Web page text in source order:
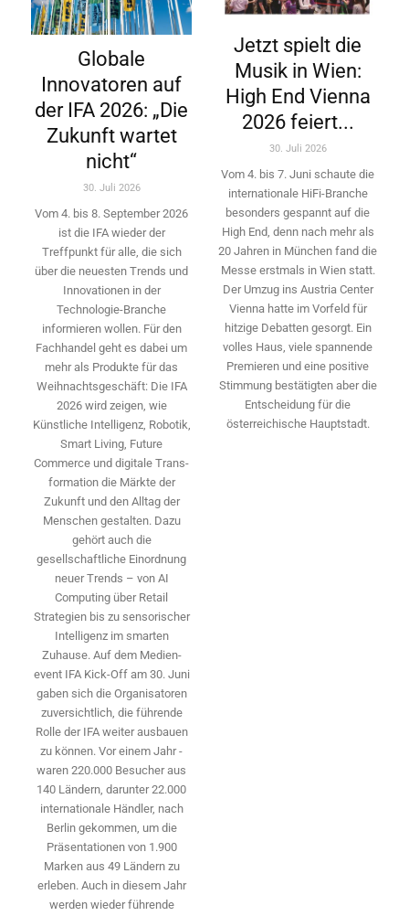
Globale
Innovatoren auf
der IFA 2026: „Die
Zukunft wartet
nicht“
30. Juli 2026
Vom 4. bis 8. September 2026
ist die IFA wieder der
Treffpunkt für alle, die sich
über die neuesten Trends und
Innovationen in der
Technologie-­Branche
informieren wollen. Für den
Fachhandel geht es dabei um
mehr als Produkte für das
Weihnachtsgeschäft: Die IFA
2026 wird ­zeigen, wie
Künstliche Intelligenz, Robotik,
Smart Living, Future
Commerce und digitale Trans­
formation die Märkte der
Zukunft und den Alltag der
Menschen gestalten. Dazu
gehört auch die
gesellschaftliche Einordnung
neuer Trends – von AI
Computing über Retail
Strategien bis zu sensorischer
Intelligenz im smarten
Zuhause. Auf dem Medien­
event IFA Kick-Off am 30. Juni
gaben sich die Organisatoren
zuversichtlich, die führende
Rolle der IFA weiter ausbauen
zu können. Vor einem Jahr ­
waren 220.000 Besucher aus
140 ­Ländern, ­darunter 22.000
internationale Händler, nach
Berlin gekommen, um die
Präsen­tationen von 1.900
Marken aus 49 Ländern zu
erleben. Auch in diesem Jahr
werden wieder führende
Jetzt spielt die
Musik in Wien:
High End Vienna
2026 feiert...
30. Juli 2026
Vom 4. bis 7. Juni schaute die
internationale HiFi-Branche
besonders gespannt auf die
High End, denn nach mehr als
20 Jahren in München fand die
Messe erstmals in Wien statt.
Der Umzug ins Austria Center
Vienna hatte im Vorfeld für
hitzige Debatten gesorgt. Ein
volles Haus, viele spannende
Premieren und eine positive
Stimmung bestätigten aber die
Entscheidung für die
österreichische Hauptstadt.